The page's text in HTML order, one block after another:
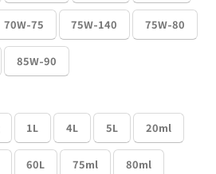
70W-75 75W-140 75W-80
85W-90
1L 4L 5L 20ml
60L 75ml 80ml